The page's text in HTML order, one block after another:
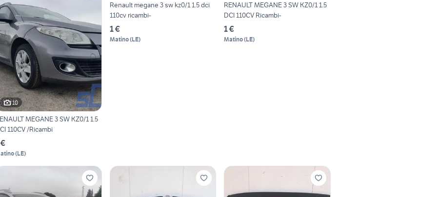
10
MEGANE 3 SW KZ0/1 1.5
110CV /Ricambi
(LE)
Renault megane 3 sw kz0/1 1.5 dci
110cv ricambi-
1 €
Matino(LE)
RENAULT MEGANE 3 SW KZ0/1 1.5
DCI 110CV Ricambi-
1 €
Matino(LE)